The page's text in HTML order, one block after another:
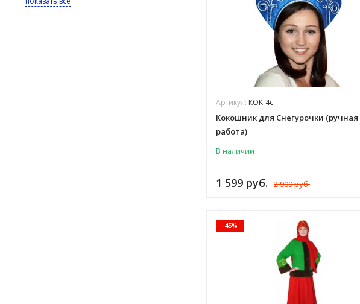
Артикул: КОК-4с
Кокошник для Снегурочки (ручная
работа)
В наличии
1 599 руб. 2 909 руб.
-45%